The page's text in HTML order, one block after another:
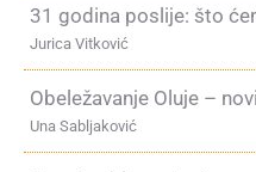
31 godina poslije: što
Jurica Vitković
Obeležavanje Oluje –
Una Sabljaković